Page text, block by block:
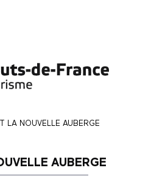
LA NOUVELLE AUBERGE
AUBERGE